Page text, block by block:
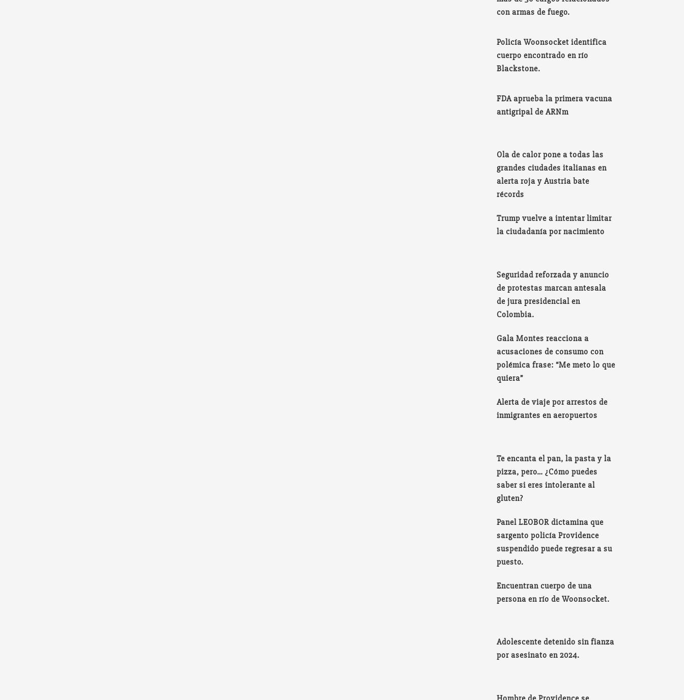
con armas de fuego.
Policía Woonsocket identifica
cuerpo encontrado en río
Blackstone.
FDA aprueba la primera vacuna
antigripal de ARNm
Ola de calor pone a todas las
grandes ciudades italianas en
alerta roja y Austria bate
récords
Trump vuelve a intentar limitar
la ciudadanía por nacimiento
Seguridad reforzada y anuncio
de protestas marcan antesala
de jura presidencial en
Colombia.
Gala Montes reacciona a
acusaciones de consumo con
polémica frase: “Me meto lo que
quiera”
Alerta de viaje por arrestos de
inmigrantes en aeropuertos
Te encanta el pan, la pasta y la
pizza, pero… ¿Cómo puedes
saber si eres intolerante al
gluten?
Panel LEOBOR dictamina que
sargento policía Providence
suspendido puede regresar a su
puesto.
Encuentran cuerpo de una
persona en río de Woonsocket.
Adolescente detenido sin fianza
por asesinato en 2024.